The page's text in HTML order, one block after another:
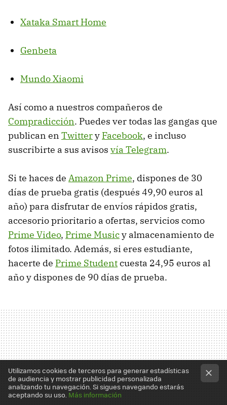
Xataka Smart Home
Genbeta
Mundo Xiaomi
Así como a nuestros compañeros de
Compradicción. Puedes ver todas las gangas que
publican en Twittery Facebook, e incluso
suscribirte a sus avisos vía Telegram.
Si te haces de Amazon Prime, dispones de 30
días de prueba gratis (después 49,90 euros al
año) para disfrutar de envíos rápidos gratis,
accesorio prioritario a ofertas, servicios como
Prime Video, Prime Musicy almacenamiento de
fotos ilimitado. Además, si eres estudiante,
hacerte de Prime Studentcuesta 24,95 euros al
año y dispones de 90 días de prueba.
Utilizamos cookies de terceros para generar estadísticas
de audiencia y mostrar publicidad personalizada
analizando tu navegación. Si sigues navegando estarás
aceptando su uso. Más información